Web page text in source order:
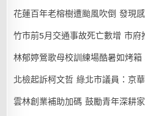
花蓮百年老榕樹遭颱風吹倒 發現
竹市前5月交通事故死亡數增 市府
林郁婷鶯歌母校訓練場酷暑如烤
北檢起訴柯文哲 綠北市議員：京
雲林創業補助加碼 鼓勵青年深耕